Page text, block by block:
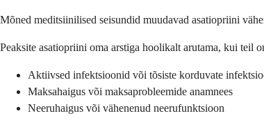
Mõned meditsiinilised seisundid muudavad asatiopriini
Peaksite asatiopriini oma arstiga hoolikalt arutama, kui teil
Aktiivsed infektsioonid või tõsiste korduvate
Maksahaigus või maksaprobleemide anamnees
Neeruhaigus või vähenenud neerufunktsioon